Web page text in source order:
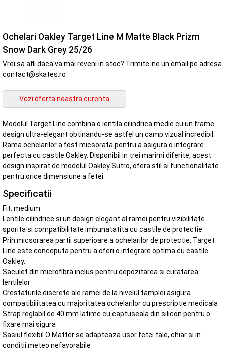
Ochelari Oakley Target Line M Matte Black Prizm
Snow Dark Grey 25/26
Vrei sa afli daca va mai reveni in stoc? Trimite-ne un email pe adresa
contact@skates.ro .
Modelul Target Line combina o lentila cilindrica medie cu un frame
design ultra-elegant obtinandu-se astfel un camp vizual incredibil.
Rama ochelarilor a fost micsorata pentru a asigura o integrare
perfecta cu castile Oakley. Disponibil in trei marimi diferite, acest
design inspirat de modelul Oakley Sutro, ofera stil si functionalitate
pentru orice dimensiune a fetei.
Specificatii
Fit: medium
Lentile cilindrice si un design elegant al ramei pentru vizibilitate
sporita si compatibilitate imbunatatita cu castile de protectie
Prin micsorarea partii superioare a ochelarilor de protectie, Target
Line este conceputa pentru a oferi o integrare optima cu castile
Oakley.
Saculet din microfibra inclus pentru depozitarea si curatarea
lentilelor
Crestaturile discrete ale ramei de la nivelul tamplei asigura
compatibilitatea cu majoritatea ochelarilor cu prescriptie medicala
Strap reglabil de 40 mm latime cu captuseala din silicon pentru o
fixare mai sigura
Sasiul flexibil O Matter se adapteaza usor fetei tale, chiar si in
conditii meteo nefavorabile